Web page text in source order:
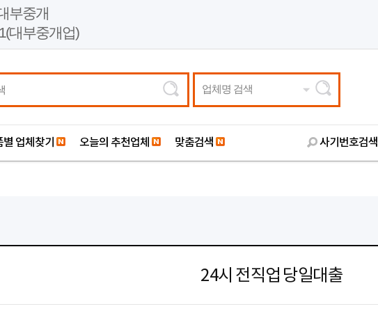
부중개
대부중개업)
업체명 검색
별 업체찾기 오늘의 추천업체 맞춤검색 사기번호검색
24시 전직업 당일대출